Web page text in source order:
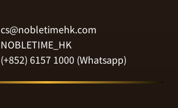
cs@nobletimehk.com
NOBLETIME_HK
(+852) 6157 1000 (Whatsapp)